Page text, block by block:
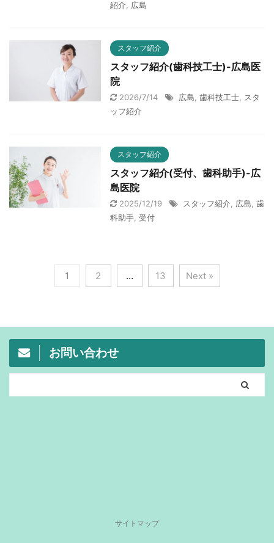
紹介
広島
スタッフ紹介
スタッフ紹介(歯科技工士)-広島医
院
2026/7/14 広島 歯科技工士
スタ
ッフ紹介
スタッフ紹介
スタッフ紹介(受付、歯科助手)-広
島医院
2025/12/19 スタッフ紹介 広島 歯
科助手 受付
1 2 … 13 Next »
お問い合わせ
サイトマップ